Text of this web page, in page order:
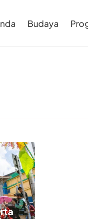
Budaya